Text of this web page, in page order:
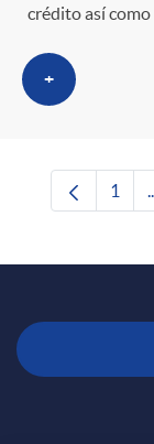
crédito así
+
1